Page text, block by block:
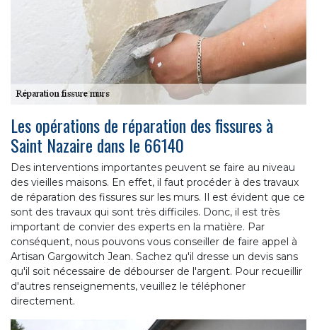
Les opérations de réparation des fissures à
Saint Nazaire dans le 66140
Des interventions importantes peuvent se faire au niveau
des vieilles maisons. En effet, il faut procéder à des travaux
de réparation des fissures sur les murs. Il est évident que ce
sont des travaux qui sont très difficiles. Donc, il est très
important de convier des experts en la matière. Par
conséquent, nous pouvons vous conseiller de faire appel à
Artisan Gargowitch Jean. Sachez qu'il dresse un devis sans
qu'il soit nécessaire de débourser de l'argent. Pour recueillir
d'autres renseignements, veuillez le téléphoner
directement.